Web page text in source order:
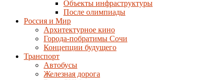
Объекты инфраструктуры
После олимпиады
Россия и Мир
Архитектурное кино
Города-побратимы Сочи
Концепции будущего
Транспорт
Автобусы
Железная дорога